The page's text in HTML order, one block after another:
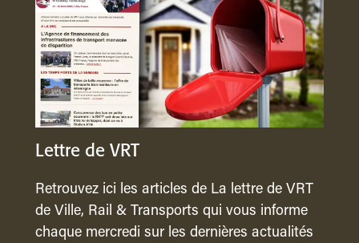
Lettre de VRT
Retrouvez ici les articles de La lettre de VRT
de Ville, Rail & Transports qui vous informe
chaque mercredi sur les dernières actualités